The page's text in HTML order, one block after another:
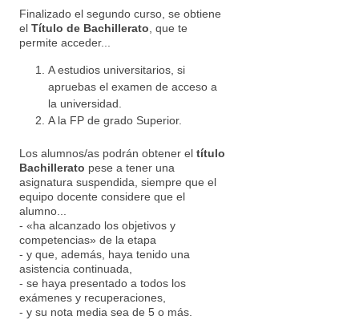
Finalizado el segundo curso, se obtiene
el Título de Bachillerato , que te
permite acceder...
A estudios universitarios, si
apruebas el examen de acceso a
la universidad.
A la FP de grado Superior.
Los alumnos/as podrán obtener el título
Bachillerato pese a tener una
asignatura suspendida, siempre que el
equipo docente considere que el
alumno...
- «ha alcanzado los objetivos y
competencias» de la etapa
- y que, además, haya tenido una
asistencia continuada,
- se haya presentado a todos los
exámenes y recuperaciones,
- y su nota media sea de 5 o más.